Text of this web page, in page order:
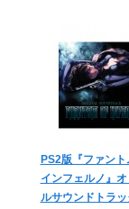
PS2版『ファント
インフェルノ』
ルサウンドトラッ